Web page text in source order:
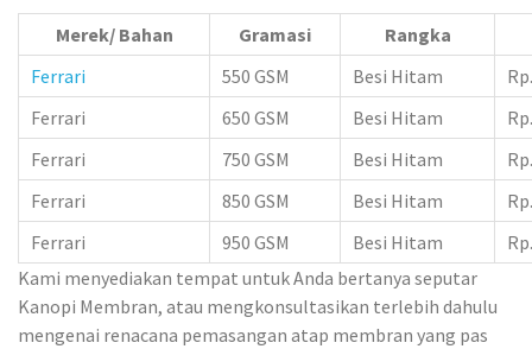
Merek/ Bahan Gramasi
Rangka
Ferrari
550 GSM Besi Hitam
Ferrari
650 GSM Besi Hitam
Ferrari
750 GSM Besi Hitam
Ferrari
850 GSM Besi Hitam
Ferrari
950 GSM Besi Hitam
Kami menyediakan tempat untuk Anda bertanya seputar
Kanopi Membran, atau mengkonsultasikan terlebih dahulu
mengenai renacana pemasangan atap membran yang pas